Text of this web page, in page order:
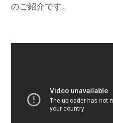
のご紹介です。